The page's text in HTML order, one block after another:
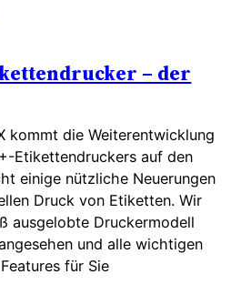
– der
kommt die Weiterentwicklung
Etikettendruckers auf den
einige nützliche Neuerungen
Druck von Etiketten. Wir
ausgelobte Druckermodell
und alle wichtigen
für Sie